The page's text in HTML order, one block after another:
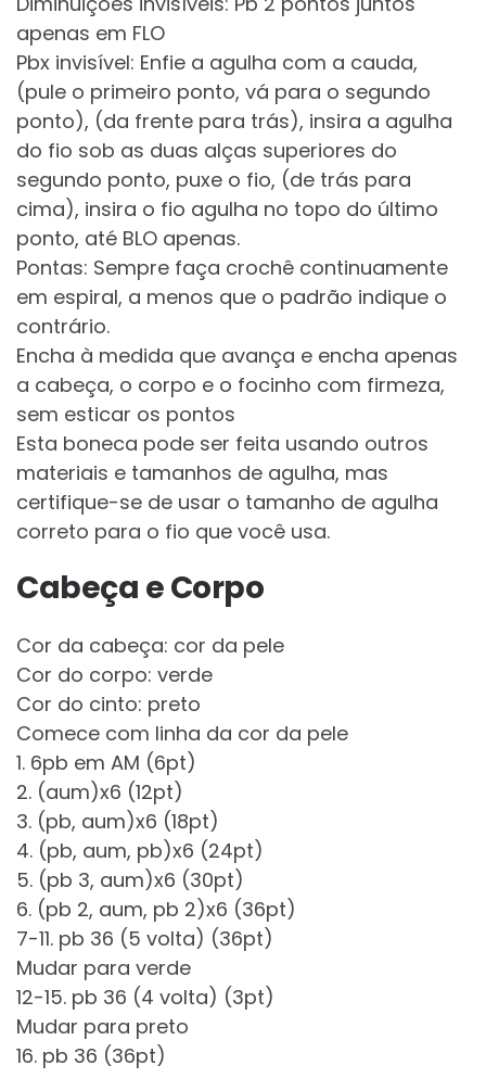
apenas em FLO
Pbx invisível: Enfie a agulha com a cauda, ​​
(pule o primeiro ponto, vá para o segundo
ponto), (da frente para trás), insira a agulha
do fio sob as duas alças superiores do
segundo ponto, puxe o fio, (de trás para
cima), insira o fio agulha no topo do último
ponto, até BLO apenas.
Pontas: Sempre faça crochê continuamente
em espiral, a menos que o padrão indique o
contrário.
Encha à medida que avança e encha apenas
a cabeça, o corpo e o focinho com firmeza,
sem esticar os pontos
Esta boneca pode ser feita usando outros
materiais e tamanhos de agulha, mas
certifique-se de usar o tamanho de agulha
correto para o fio que você usa.
Cabeça e Corpo
Cor da cabeça: cor da pele
Cor do corpo: verde
Cor do cinto: preto
Comece com linha da cor da pele
1. 6pb em AM (6pt)
2. (aum)x6 (12pt)
3. (pb, aum)x6 (18pt)
4. (pb, aum, pb)x6 (24pt)
5. (pb 3, aum)x6 (30pt)
6. (pb 2, aum, pb 2)x6 (36pt)
7-11. pb 36 (5 volta) (36pt)
Mudar para verde
12-15. pb 36 (4 volta) (3pt)
Mudar para preto
16. pb 36 (36pt)